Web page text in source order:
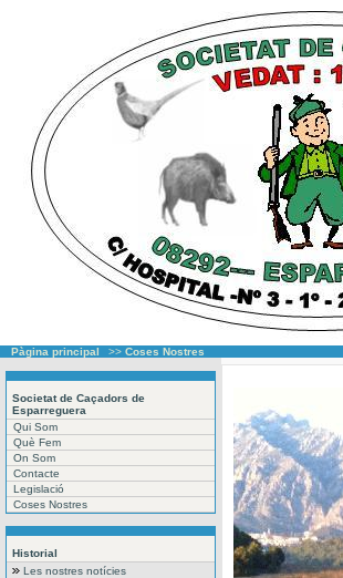
Pàgina principal >> Coses Nostres
Societat de Caçadors de
Esparreguera
Qui Som
Què Fem
On Som
Contacte
Legislació
Coses Nostres
Historial
Les nostres notícies